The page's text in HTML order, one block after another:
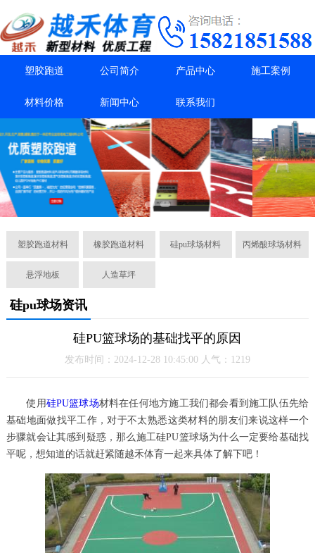
塑胶跑道 公司简介 产品中心 施工案例
材料价格 新闻中心 联系我们
塑胶跑道材料 橡胶跑道材料 硅pu球场材料 丙烯酸球场材料
悬浮地板 人造草坪
硅pu球场资讯
硅PU篮球场的基础找平的原因
发布时间：2024-12-28 10:45:00 人气：1219
使用硅PU篮球场材料在任何地方施工我们都会看到施工队伍先给
基础地面做找平工作，对于不太熟悉这类材料的朋友们来说这样一个
步骤就会让其感到疑惑，那么施工硅PU篮球场为什么一定要给基础找
平呢，想知道的话就赶紧随越禾体育一起来具体了解下吧！